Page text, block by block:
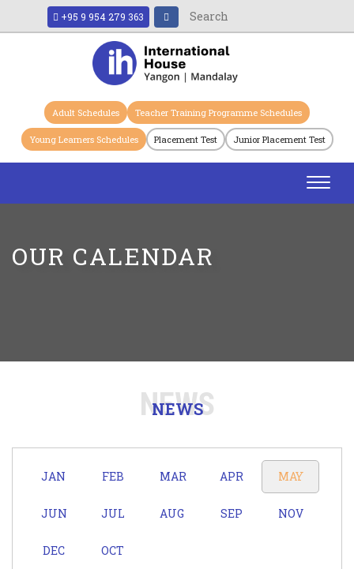
+95 9 954 279 363
Adult Schedules Teacher Training Programme Schedules
Young Learners Schedules Placement Test Junior Placement Test
Toggle
OUR CALENDAR
NEWS
NEWS
JAN FEB MAR APR MAY
JUN JUL AUG SEP NOV
DEC OCT